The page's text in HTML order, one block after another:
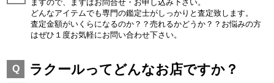
ますので、まずはお問合せ・お申し込み下さい。
どんなアイテムでも専門の鑑定士がしっかりと査定致します。
査定金額がいくらになるのか？？売れるかどうか？？お悩みの方
はぜひ１度お気軽にお問い合わせ下さい。
Q ラクールってどんなお店ですか？